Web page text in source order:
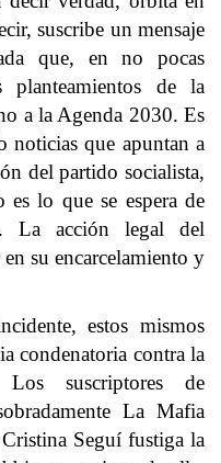
suscribe un mensaje
que, en no pocas
planteamientos de la
a la Agenda 2030. Es
noticias que apuntan a
del partido socialista,
es lo que se espera de
La acción legal del
su encarcelamiento y
estos mismos
condenatoria contra la
suscriptores de
La Mafia
Seguí fustiga la